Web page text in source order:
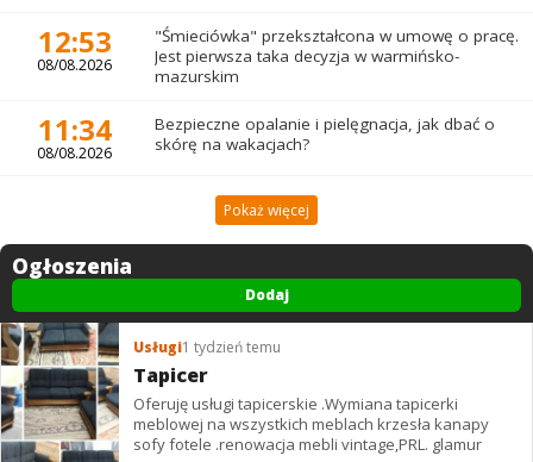
12:53
08/08.2026
"Śmieciówka" przekształcona w umowę o pracę.
Jest pierwsza taka decyzja w warmińsko-
mazurskim
11:34
08/08.2026
Bezpieczne opalanie i pielęgnacja, jak dbać o
skórę na wakacjach?
Pokaż więcej
Ogłoszenia
Dodaj
Usługi1 tydzień temu
Tapicer
Oferuję usługi tapicerskie .Wymiana tapicerki
meblowej na wszystkich meblach krzesła kanapy
sofy fotele .renowacja mebli vintage,PRL. glamur